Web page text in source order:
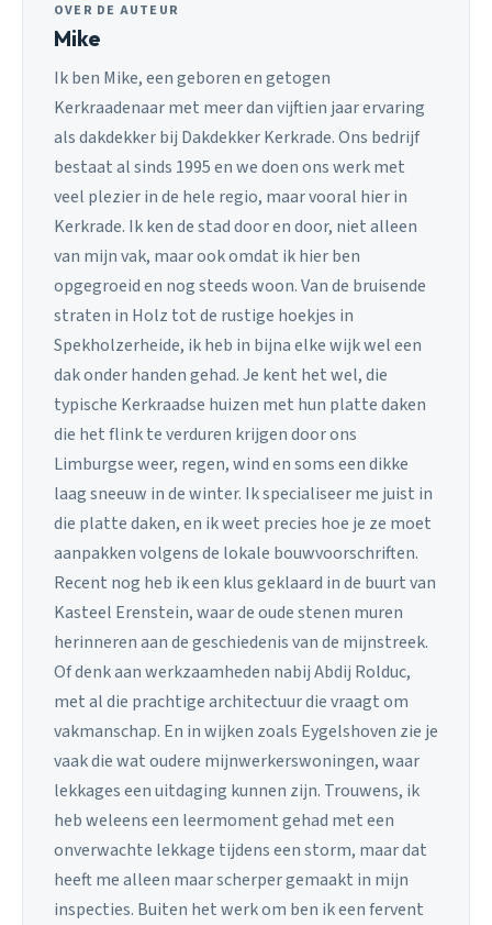
OVER DE AUTEUR
Mike
Ik ben Mike, een geboren en getogen
Kerkraadenaar met meer dan vijftien jaar ervaring
als dakdekker bij Dakdekker Kerkrade. Ons bedrijf
bestaat al sinds 1995 en we doen ons werk met
veel plezier in de hele regio, maar vooral hier in
Kerkrade. Ik ken de stad door en door, niet alleen
van mijn vak, maar ook omdat ik hier ben
opgegroeid en nog steeds woon. Van de bruisende
straten in Holz tot de rustige hoekjes in
Spekholzerheide, ik heb in bijna elke wijk wel een
dak onder handen gehad. Je kent het wel, die
typische Kerkraadse huizen met hun platte daken
die het flink te verduren krijgen door ons
Limburgse weer, regen, wind en soms een dikke
laag sneeuw in de winter. Ik specialiseer me juist in
die platte daken, en ik weet precies hoe je ze moet
aanpakken volgens de lokale bouwvoorschriften.
Recent nog heb ik een klus geklaard in de buurt van
Kasteel Erenstein, waar de oude stenen muren
herinneren aan de geschiedenis van de mijnstreek.
Of denk aan werkzaamheden nabij Abdij Rolduc,
met al die prachtige architectuur die vraagt om
vakmanschap. En in wijken zoals Eygelshoven zie je
vaak die wat oudere mijnwerkerswoningen, waar
lekkages een uitdaging kunnen zijn. Trouwens, ik
heb weleens een leermoment gehad met een
onverwachte lekkage tijdens een storm, maar dat
heeft me alleen maar scherper gemaakt in mijn
inspecties. Buiten het werk om ben ik een fervent